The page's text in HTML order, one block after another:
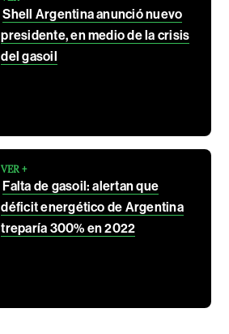
Shell Argentina anunció nuevo
presidente, en medio de la crisis
del gasoil
VER +
Falta de gasoil: alertan que
déficit energético de Argentina
treparía 300% en 2022